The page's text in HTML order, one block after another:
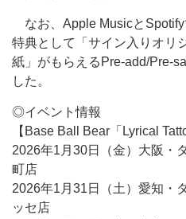
なお、Apple Musicと
特典として「サイン入りオリ
紙」がもらえるPre-add/Pre-
した。
◎イベント情報
【Base Ball Bear「Lyrical
2026年1月30日（金）大阪・
町店
2026年1月31日（土）愛知・
ッセ店